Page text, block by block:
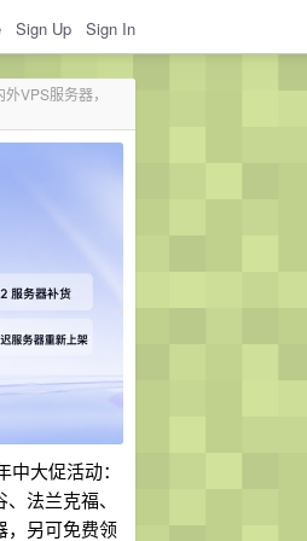
Sign Up Sign In
VPS服务器，
大促活动：
法兰克福、
，另可免费领